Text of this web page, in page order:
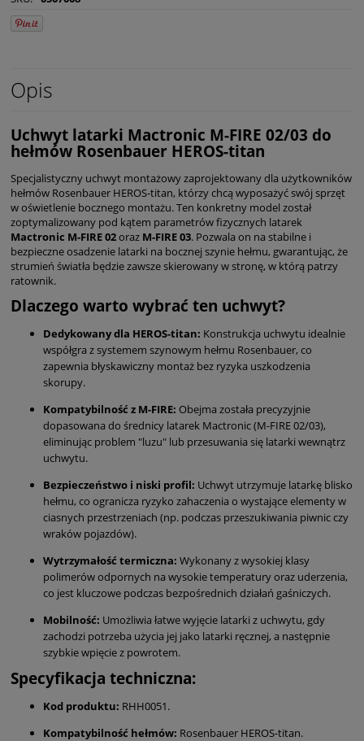
Opis
Uchwyt latarki Mactronic M-FIRE 02/03 do
hełmów Rosenbauer HEROS-titan
Specjalistyczny uchwyt montażowy zaprojektowany dla użytkowników
hełmów Rosenbauer HEROS-titan, którzy chcą wyposażyć swój sprzęt
w oświetlenie bocznego montażu. Ten konkretny model został
zoptymalizowany pod kątem parametrów fizycznych latarek
Mactronic M-FIRE 02oraz M-FIRE 03. Pozwala on na stabilne i
bezpieczne osadzenie latarki na bocznej szynie hełmu, gwarantując, że
strumień światła będzie zawsze skierowany w stronę, w którą patrzy
ratownik.
Dlaczego warto wybrać ten uchwyt?
Dedykowany dla HEROS-titan: Konstrukcja uchwytu idealnie
współgra z systemem szynowym hełmu Rosenbauer, co
zapewnia błyskawiczny montaż bez ryzyka uszkodzenia
skorupy.
Kompatybilność z M-FIRE: Obejma została precyzyjnie
dopasowana do średnicy latarek Mactronic (M-FIRE 02/03),
eliminując problem "luzu" lub przesuwania się latarki wewnątrz
uchwytu.
Bezpieczeństwo i niski profil: Uchwyt utrzymuje latarkę blisko
hełmu, co ogranicza ryzyko zahaczenia o wystające elementy w
ciasnych przestrzeniach (np. podczas przeszukiwania piwnic czy
wraków pojazdów).
Wytrzymałość termiczna: Wykonany z wysokiej klasy
polimerów odpornych na wysokie temperatury oraz uderzenia,
co jest kluczowe podczas bezpośrednich działań gaśniczych.
Mobilność: Umożliwia łatwe wyjęcie latarki z uchwytu, gdy
zachodzi potrzeba użycia jej jako latarki ręcznej, a następnie
szybkie wpięcie z powrotem.
Specyfikacja techniczna:
Kod produktu: RHH0051.
Kompatybilność hełmów: Rosenbauer HEROS-titan.